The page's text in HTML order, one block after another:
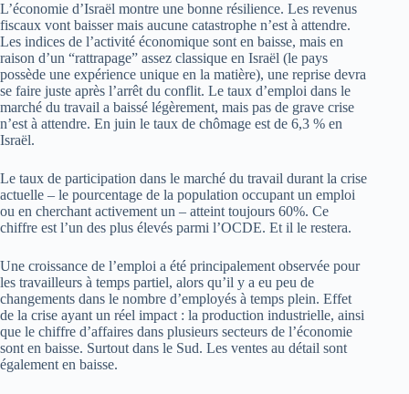
L’économie d’Israël montre une bonne résilience. Les revenus
fiscaux vont baisser mais aucune catastrophe n’est à attendre.
Les indices de l’activité économique sont en baisse, mais en
raison d’un “rattrapage” assez classique en Israël (le pays
possède une expérience unique en la matière), une reprise devra
se faire juste après l’arrêt du conflit. Le taux d’emploi dans le
marché du travail a baissé légèrement, mais pas de grave crise
n’est à attendre. En juin le taux de chômage est de 6,3 % en
Israël.
Le taux de participation dans le marché du travail durant la crise
actuelle – le pourcentage de la population occupant un emploi
ou en cherchant activement un – atteint toujours 60%. Ce
chiffre est l’un des plus élevés parmi l’OCDE. Et il le restera.
Une croissance de l’emploi a été principalement observée pour
les travailleurs à temps partiel, alors qu’il y a eu peu de
changements dans le nombre d’employés à temps plein. Effet
de la crise ayant un réel impact : la production industrielle, ainsi
que le chiffre d’affaires dans plusieurs secteurs de l’économie
sont en baisse. Surtout dans le Sud. Les ventes au détail sont
également en baisse.